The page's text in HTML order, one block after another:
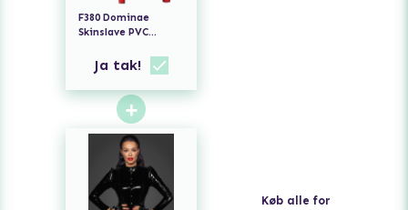
F380 Dominae
Skinslave PVC
Ja tak!
+
Køb alle for